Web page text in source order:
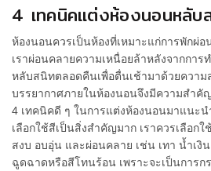
4 เทคนิคแต่งห้องนอนหลับ
ห้องนอนควรเป็นห้องที่เหมาะแก่การพักผ่
เราผ่อนคลายความเหนื่อยล้าหลังจากกา
หลับสนิทตลอดคืนเพื่อตื่นเช้ามาด้วยควา
บรรยากาศภายในห้องนอนจึงมีความสำคั
4 เทคนิคดี ๆ ในการแต่งห้องนอนมาแนะ
เลือกใช้สีเป็นสิ่งสำคัญมาก เราควรเลือก
สงบ อบอุ่น และผ่อนคลาย เช่น เทา น้ำเงิ
ฉูดฉาดหรือสีโทนร้อน เพราะจะเป็นการก